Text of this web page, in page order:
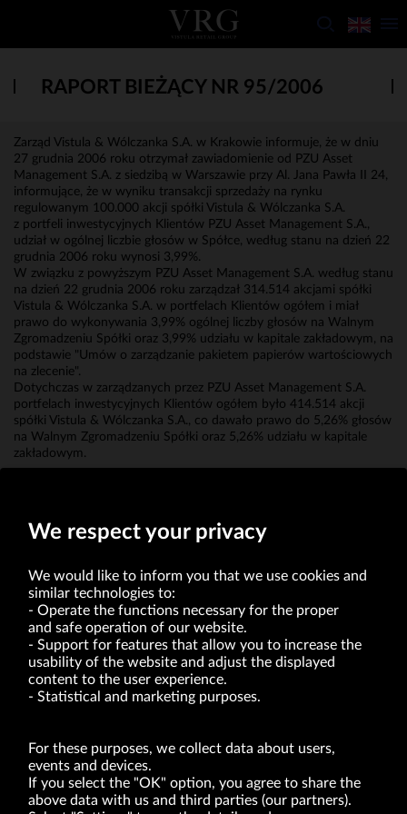
RAPORT BIEŻĄCY NR 95/2006
Zarząd Vistula & Wólczanka S.A. w Krakowie informuje, że w dniu
27 grudnia 2006 roku otrzymał zawiadomienie od PZU Asset
Management S.A. z siedzibą w Warszawie przy Al. Jana Pawła II 24,
informujące, że w wyniku transakcji sprzedaży na rynku
regulowanym 100.000 akcji spółki Vistula & Wólczanka S.A.
z portfeli inwestycyjnych Klientów PZU Asset Management S.A.,
udział w ogólnej liczbie głosów w Spółce, według stanu na dzień 22
grudnia 2006 roku wynosi 3,99%.
W związku z powyższym PZU Asset Management S.A. według stanu
na dzień 22 grudnia 2006 roku zarządzał 314.514 akcjami spółki
Vistula & Wólczanka S.A. w portfelach Klientów ogółem i miał
prawo do wykonywania 3,99% ogólnej liczby głosów na Walnym
Zgromadzeniu Spółki oraz 3,99% udziału w kapitale zakładowym, na
podstawie "Umów o zarządzanie pakietem papierów wartościowych
na zlecenie".
Dotychczas w zarządzanych przez PZU Asset Management S.A.
portfelach inwestycyjnych Klientów ogółem było 414.514 akcji
spółki Vistula & Wólczanka S.A., co dawało prawo do 5,26% głosów
na Walnym Zgromadzeniu Spółki oraz 5,26% udziału w kapitale
zakładowym.
VRG S.A. | 10 Pilotów Street | 31-462 Kraków
Tax Identification Number: 675-000-03-61
District Court for Kraków-Śródmieście in Kraków
XI Economic Department of the National Court Register number 0000047082
of act of 8.03.2013 on combating excessive late payment in commercial transactions
(Journal of Laws of 2019, item 118 as amended).
We respect your privacy
We would like to inform you that we use cookies and
similar technologies to:
Operate the functions necessary for the proper
and safe operation of our website.
Support for features that allow you to increase the
usability of the website and adjust the displayed
content to the user experience.
Statistical and marketing purposes.
For these purposes, we collect data about users,
events and devices.
If you select the "OK" option, you agree to share the
above data with us and third parties (our partners).